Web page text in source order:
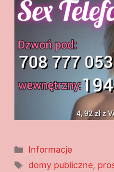
Kategorie
Informacje
Tagi
domy publiczne,